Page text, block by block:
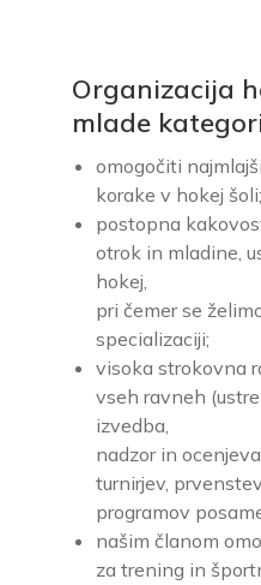
Organizacija
mlade
omogočiti
korake v hokej šoli;
postopna
otrok in mladine,
hokej,
pri čemer se
specializaciji;
visoka strokovna
vseh ravneh
izvedba,
nadzor in
turnirjev,
programov
našim članom
za trening in